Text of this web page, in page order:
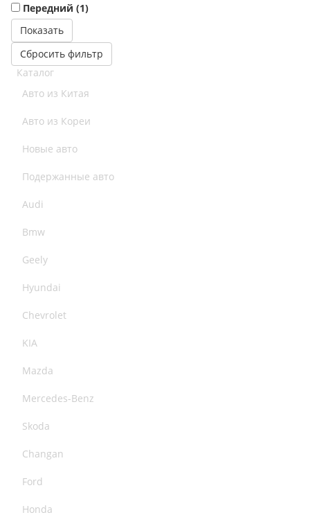
Передний (1)
Сбросить фильтр
Каталог
Авто из Китая
Авто из Кореи
Новые авто
Подержанные авто
Audi
Bmw
Geely
Hyundai
Chevrolet
KIA
Mazda
Mercedes-Benz
Skoda
Changan
Ford
Honda